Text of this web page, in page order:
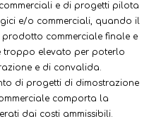
e di progetti pilota
e/o commerciali, quando il
commerciale finale e
troppo elevato per poterlo
e di convalida.
di progetti di dimostrazione
comporta la
dai costi ammissibili.